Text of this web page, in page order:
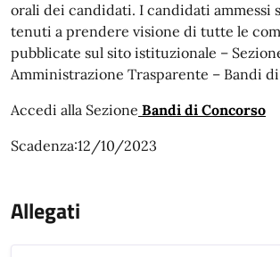
orali dei candidati. I candidati ammessi
tenuti a prendere visione di tutte le
pubblicate sul sito istituzionale –
Amministrazione Trasparente – Bandi
Accedi alla Sezione Bandi di Concorso
Scadenza:12/10/2023
Allegati